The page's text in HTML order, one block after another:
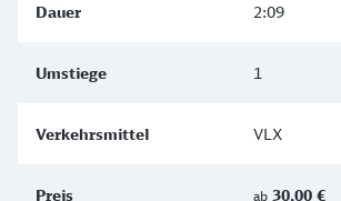
2:09
1
VLX
ab 30,00 €